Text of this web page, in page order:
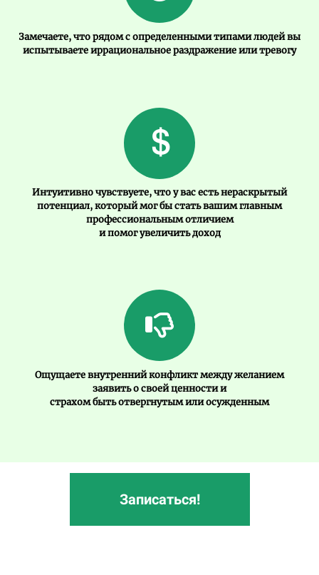
Замечаете, что рядом с определенными типами людей вы
испытываете иррациональное раздражение или тревогу
Интуитивно чувствуете, что у вас есть нераскрытый
потенциал, который мог бы стать вашим главным
профессиональным отличием
и помог увеличить доход
Ощущаете внутренний конфликт между желанием
заявить о своей ценности и
страхом быть отвергнутым или осужденным
Записаться!